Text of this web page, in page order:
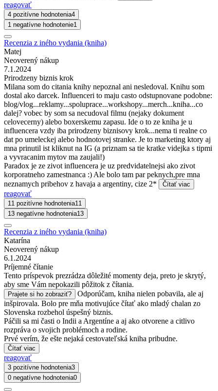
reagovať
4 pozitívne hodnotenia4
1 negatívne hodnotenie1
Recenzia z iného vydania (kniha)
Matej
Neoverený nákup
7.1.2024
Prirodzeny biznis krok
Milana som do citania knihy nepoznal ani nesledoval. Knihu som
dostal ako darcek. Influenceri to maju casto odstupnovane podobne:
blog/vlog...reklamy...spoluprace...workshopy...merch...kniha...co
dalej? vobec by som sa necudoval filmu (nejaky dokument
celovecerny) alebo boxerskemu zapasu. Ide o to ze kniha je u
influencera vzdy iba prirodzeny biznisovy krok...nema ti realne co
dat po umeleckej alebo hodnotovej stranke. Je to marketing ktory aj
mna prinutil ist kliknut na IG (a priznam sa tie kratke videjka s tipmi
a vyvracanim mytov ma zaujali!)
Paradox je ze zivot influencera je uz predvidatelnejsi ako zivot
korporatneho zamestnanca :) Ale bolo tam par peknych,pre mna
neznamych pribehov z havaja a argentiny, cize 2*
Čítať viac
reagovať
11 pozitívne hodnotenia11
13 negatívne hodnotenia13
Recenzia z iného vydania (kniha)
Katarína
Neoverený nákup
6.1.2024
Príjemné čítanie
Tento príspevok prezrádza dôležité momenty deja, preto je skrytý,
aby sme Vám nepokazili pôžitok z čítania.
Prajete si ho zobraziť?
Odporúčam, kniha nielen pobavila, ale aj
inšpirovala. Bolo pre mňa motivujúce čítať ako mladý chalan zo
Slovenska rozbehol úspešný biznis.
Páčili sa mi časti o Indii a Argentíne a aj ako otvorene a citlivo
rozpráva o svojich problémoch a rodine.
Prvé verím, že ešte nejaká cestovateľská kniha pribudne.
Čítať viac
reagovať
3 pozitívne hodnotenia3
0 negatívne hodnotenia0